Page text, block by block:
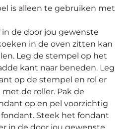
is alleen te gebruiken met
de door jou gewenste
in de oven zitten kan
Leg de stempel op het
kant naar beneden. Leg
op de stempel en rol er
de roller. Pak de
op en pel voorzichtig
Steek het fondant